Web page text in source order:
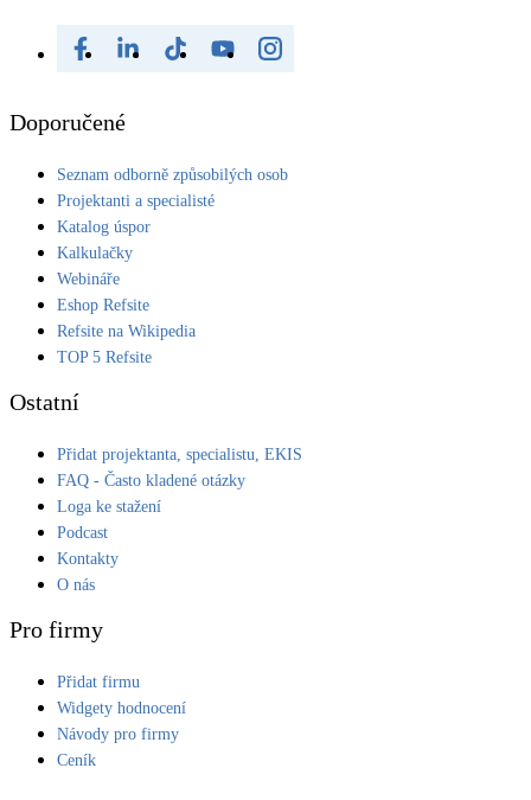
Doporučené
Seznam odborně způsobilých osob
Projektanti a specialisté
Katalog úspor
Kalkulačky
Webináře
Eshop Refsite
Refsite na Wikipedia
TOP 5 Refsite
Ostatní
Přidat projektanta, specialistu, EKIS
FAQ - Často kladené otázky
Loga ke stažení
Podcast
Kontakty
O nás
Pro firmy
Přidat firmu
Widgety hodnocení
Návody pro firmy
Ceník